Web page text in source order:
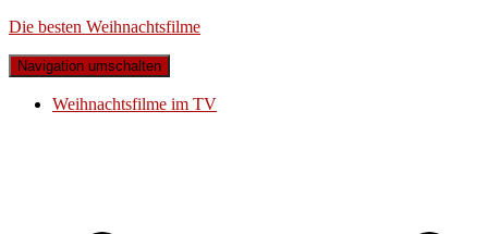
Die besten Weihnachtsfilme
Navigation umschalten
Weihnachtsfilme im TV